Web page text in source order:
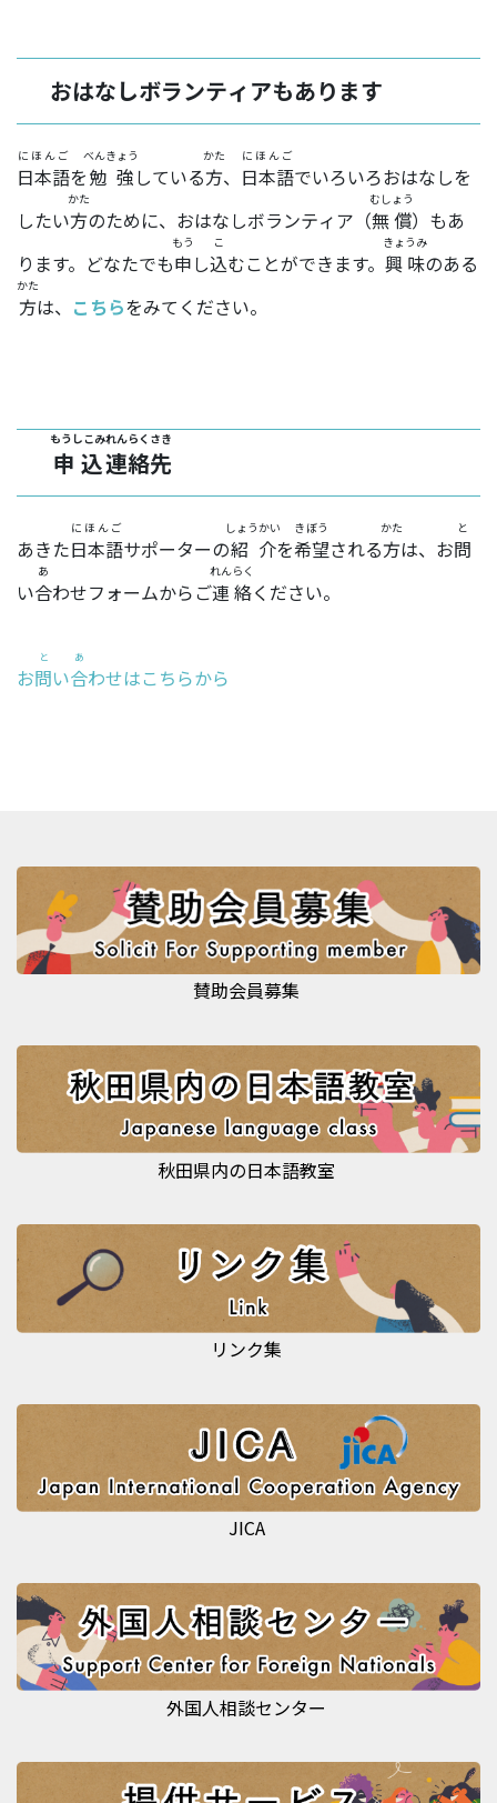
おはなしボランティアもあります
日本語
にほんご
を勉強
べんきょう
している方
かた
、 日本語
にほんご
でいろいろおはなしを
したい方
かた
のために、おはなしボランティア（無償
むしょう
）もあ
ります。どなたでも申
もう
し込
こ
むことができます。 興味
きょうみ
のある
方
かた
は、 こちらをみてください。
申込
もうしこみ
連絡
れんらく
先
さき
あきた日本語
にほんご
サポーターの紹介
しょうかい
を希望
きぼう
される方
かた
は、お問
と
い合
あ
わせフォームからご連絡
れんらく
ください。
お問
と
い合
あ
わせはこちらから
賛助会員募集
秋田県内の日本語教室
リンク集
JICA
外国人相談センター